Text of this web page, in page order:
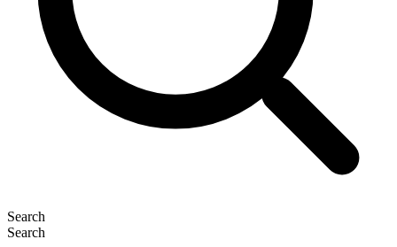
Search
Search